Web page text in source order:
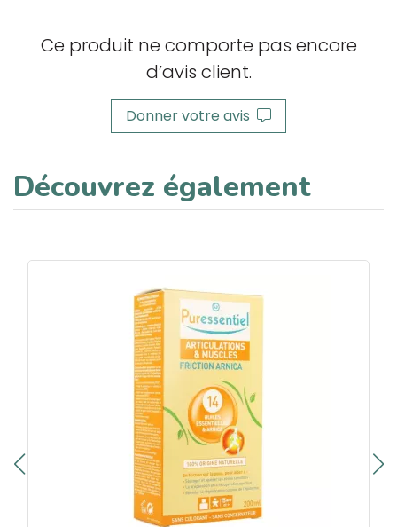
Ce produit ne comporte pas encore
d’avis client.
Donner votre avis
Découvrez également